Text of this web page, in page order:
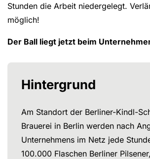
Stunden die Arbeit niedergelegt.
möglich!
Der Ball liegt jetzt beim
Hintergrund
Am Standort der Berliner-Kindl-
Brauerei in Berlin werden nach
Unternehmens im Netz jede
100.000 Flaschen Berliner